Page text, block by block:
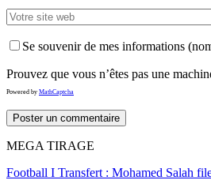
Se souvenir de mes informations
Prouvez que vous n’êtes pas une
Powered by MathCaptcha
MEGA TIRAGE
Football I Transfert : Mohamed Salah